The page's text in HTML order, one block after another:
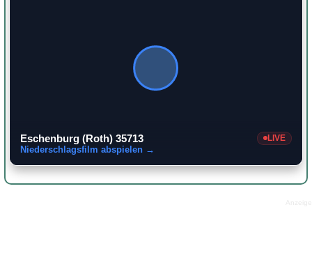
Eschenburg (Roth) 35713 LIVE
Niederschlagsfilm abspielen →